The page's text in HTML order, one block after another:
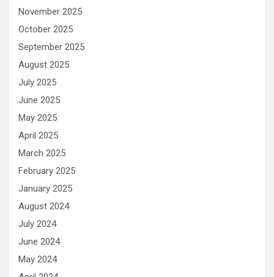
November 2025
October 2025
September 2025
August 2025
July 2025
June 2025
May 2025
April 2025
March 2025
February 2025
January 2025
August 2024
July 2024
June 2024
May 2024